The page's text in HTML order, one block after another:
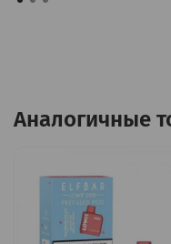
Аналогичные